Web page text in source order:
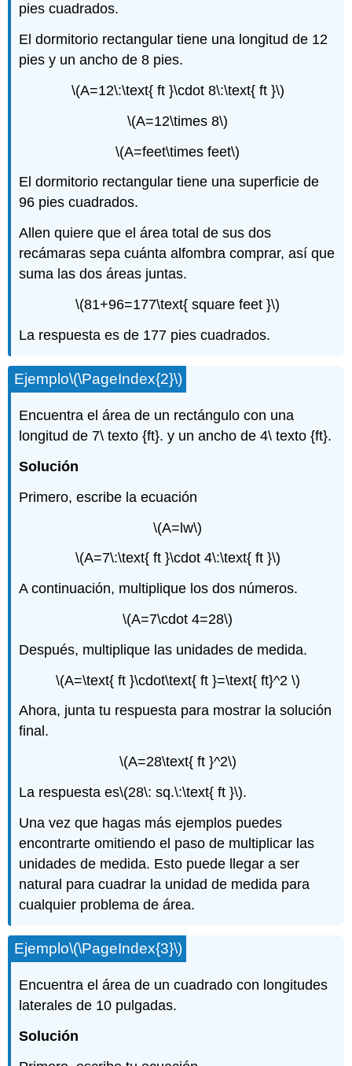
pies cuadrados.
El dormitorio rectangular tiene una longitud de 12
pies y un ancho de 8 pies.
\(A=12\:\text{ ft }\cdot 8\:\text{ ft }\)
\(A=12\times 8\)
\(A=feet\times feet\)
El dormitorio rectangular tiene una superficie de
96 pies cuadrados.
Allen quiere que el área total de sus dos
recámaras sepa cuánta alfombra comprar, así que
suma las dos áreas juntas.
\(81+96=177\text{ square feet }\)
La respuesta es de 177 pies cuadrados.
Ejemplo\(\PageIndex{2}\)
Encuentra el área de un rectángulo con una
longitud de 7\ texto {ft}. y un ancho de 4\ texto {ft}.
Solución
Primero, escribe la ecuación
\(A=lw\)
\(A=7\:\text{ ft }\cdot 4\:\text{ ft }\)
A continuación, multiplique los dos números.
\(A=7\cdot 4=28\)
Después, multiplique las unidades de medida.
\(A=\text{ ft }\cdot\text{ ft }=\text{ ft}^2 \)
Ahora, junta tu respuesta para mostrar la solución
final.
\(A=28\text{ ft }^2\)
La respuesta es\(28\: sq.\:\text{ ft }\).
Una vez que hagas más ejemplos puedes
encontrarte omitiendo el paso de multiplicar las
unidades de medida. Esto puede llegar a ser
natural para cuadrar la unidad de medida para
cualquier problema de área.
Ejemplo\(\PageIndex{3}\)
Encuentra el área de un cuadrado con longitudes
laterales de 10 pulgadas.
Solución